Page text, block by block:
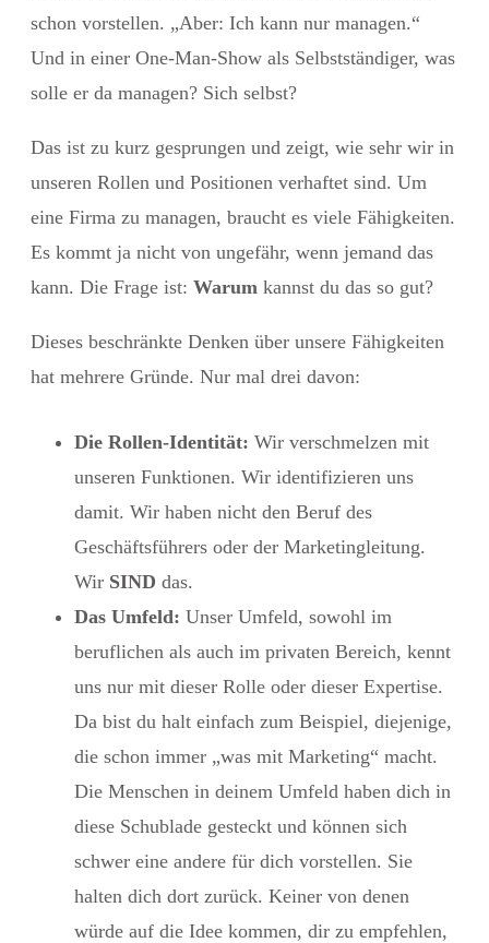
schon vorstellen. „Aber: Ich kann nur managen.“
Und in einer One-Man-Show als Selbstständiger, was
solle er da managen? Sich selbst?
Das ist zu kurz gesprungen und zeigt, wie sehr wir in
unseren Rollen und Positionen verhaftet sind. Um
eine Firma zu managen, braucht es viele Fähigkeiten.
Es kommt ja nicht von ungefähr, wenn jemand das
kann. Die Frage ist: Warum kannst du das so gut?
Dieses beschränkte Denken über unsere Fähigkeiten
hat mehrere Gründe. Nur mal drei davon:
Die Rollen-Identität: Wir verschmelzen mit
unseren Funktionen. Wir identifizieren uns
damit. Wir haben nicht den Beruf des
Geschäftsführers oder der Marketingleitung.
Wir SIND das.
Das Umfeld: Unser Umfeld, sowohl im
beruflichen als auch im privaten Bereich, kennt
uns nur mit dieser Rolle oder dieser Expertise.
Da bist du halt einfach zum Beispiel, diejenige,
die schon immer „was mit Marketing“ macht.
Die Menschen in deinem Umfeld haben dich in
diese Schublade gesteckt und können sich
schwer eine andere für dich vorstellen. Sie
halten dich dort zurück. Keiner von denen
würde auf die Idee kommen, dir zu empfehlen,